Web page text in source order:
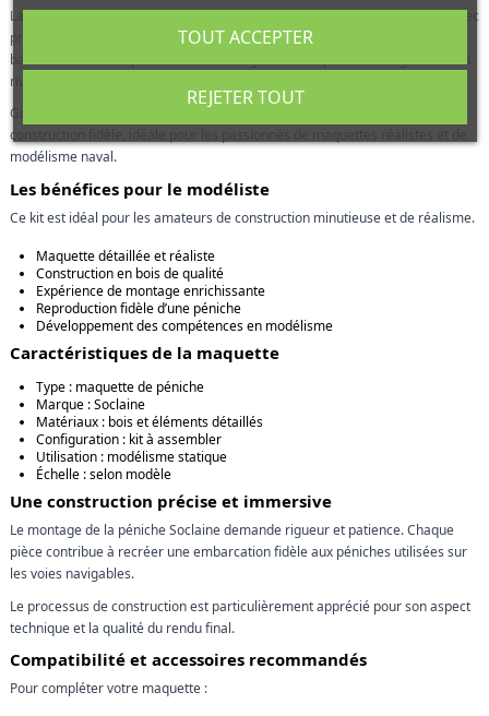
La péniche Soclaine est une maquette de modélisme naval qui reproduit avec
précision une embarcation emblématique du transport fluvial. Ce type de
bateau est reconnu pour sa forme allongée et sa capacité à naviguer sur les
rivières et canaux.
Grâce à l’expertise de Soclaine, ce kit offre un haut niveau de détail et une
construction fidèle, idéale pour les passionnés de maquettes réalistes et de
modélisme naval.
Les bénéfices pour le modéliste
Ce kit est idéal pour les amateurs de construction minutieuse et de réalisme.
Maquette détaillée et réaliste
Construction en bois de qualité
Expérience de montage enrichissante
Reproduction fidèle d’une péniche
Développement des compétences en modélisme
Caractéristiques de la maquette
Type : maquette de péniche
Marque : Soclaine
Matériaux : bois et éléments détaillés
Configuration : kit à assembler
Utilisation : modélisme statique
Échelle : selon modèle
Une construction précise et immersive
Le montage de la péniche Soclaine demande rigueur et patience. Chaque
pièce contribue à recréer une embarcation fidèle aux péniches utilisées sur
les voies navigables.
Le processus de construction est particulièrement apprécié pour son aspect
technique et la qualité du rendu final.
Compatibilité et accessoires recommandés
Pour compléter votre maquette :
REJETER TOUT
TOUT ACCEPTER